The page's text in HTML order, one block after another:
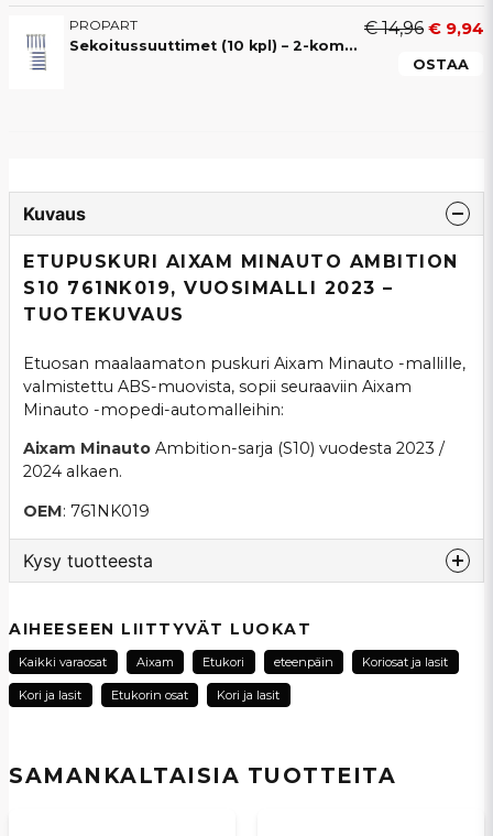
PROPART
Sekoitussuuttimet (10 kpl) – 2-komponenttiliimalle
€ 14,96 € 9,94
OSTAA
SAMANKALTAISIA ​​TUOTTEITA
Kuvaus
ETUPUSKURI AIXAM MINAUTO AMBITION
S10 761NK019, VUOSIMALLI 2023 –
TUOTEKUVAUS
Etuosan maalaamaton puskuri Aixam Minauto -mallille,
valmistettu ABS-muovista, sopii seuraaviin Aixam
Minauto -mopedi-automalleihin:
Aixam Minauto Ambition-sarja (S10) vuodesta 2023 /
2024 alkaen.
OEM: 761NK019
Kysy tuotteesta
Kysy meiltä tästä tuotteesta...
AIHEESEEN LIITTYVÄT LUOKAT
Kaikki varaosat Aixam Etukori eteenpäin Koriosat ja lasit
Kori ja lasit Etukorin osat Kori ja lasit